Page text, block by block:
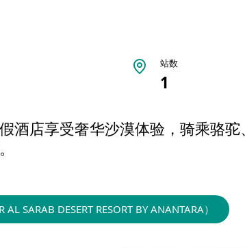
站数
1
酒店享受奢华沙漠体验，骑乘骆
SARAB DESERT RESORT BY ANANTARA）